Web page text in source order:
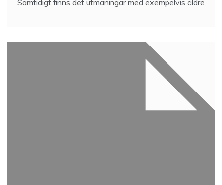
Samtidigt finns det utmaningar med exempelvis äldre